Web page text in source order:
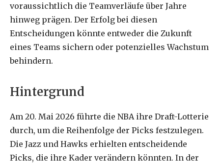
voraussichtlich die Teamverläufe über Jahre
hinweg prägen. Der Erfolg bei diesen
Entscheidungen könnte entweder die Zukunft
eines Teams sichern oder potenzielles Wachstum
behindern.
Hintergrund
Am 20. Mai 2026 führte die NBA ihre Draft-Lotterie
durch, um die Reihenfolge der Picks festzulegen.
Die Jazz und Hawks erhielten entscheidende
Picks, die ihre Kader verändern könnten. In der